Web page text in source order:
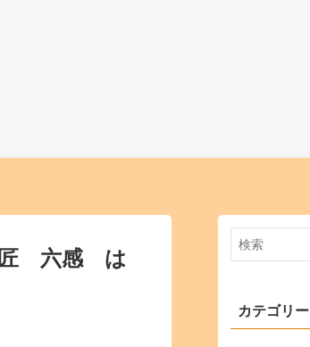
匠 六感 は
カテゴリー